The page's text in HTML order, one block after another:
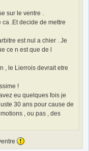
sur le ventre .
.Et decide de mettre
est nul a chier . Je
ce n est que de l
, le Lierrois devrait etre
!
eu quelques fois je
30 ans pour cause de
, ou pas , des